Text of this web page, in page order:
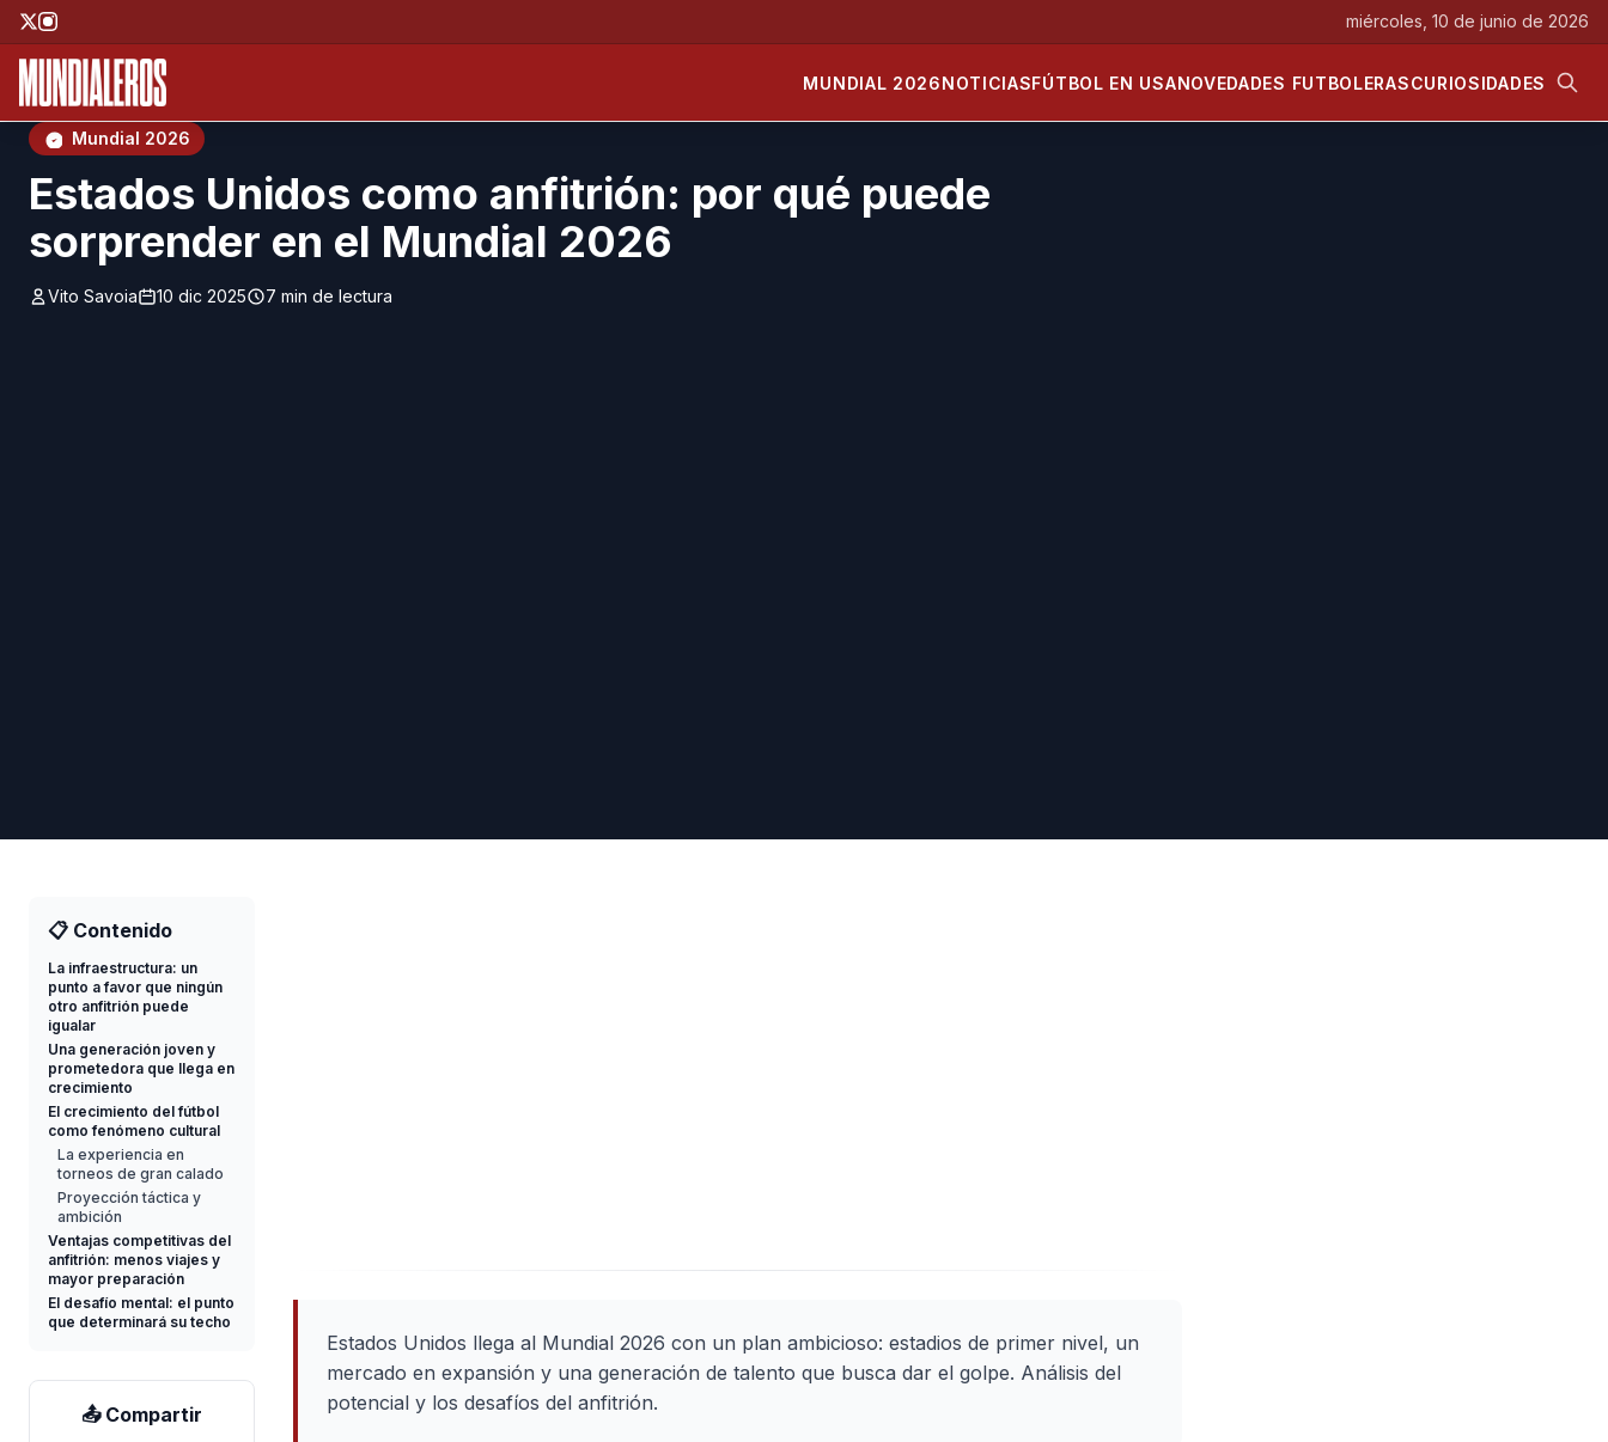
Saltar al contenido principal miércoles, 10 de junio de 2026
MUNDIAL 2026NOTICIASFÚTBOL EN USANOVEDADES FUTBOLERASCURIOSIDADES
Mundial 2026
Estados Unidos como anfitrión: por qué puede
sorprender en el Mundial 2026
Vito Savoia 10 dic 2025 7 min de lectura
📋 Contenido
La infraestructura: un
punto a favor que ningún
otro anfitrión puede
igualar
Una generación joven y
prometedora que llega en
crecimiento
El crecimiento del fútbol
como fenómeno cultural
La experiencia en
torneos de gran calado
Proyección táctica y
ambición
Ventajas competitivas del
anfitrión: menos viajes y
mayor preparación
El desafío mental: el punto
que determinará su techo
📤 Compartir
Estados Unidos llega al Mundial 2026 con un plan ambicioso: estadios de primer nivel, un
mercado en expansión y una generación de talento que busca dar el golpe. Análisis del
potencial y los desafíos del anfitrión.